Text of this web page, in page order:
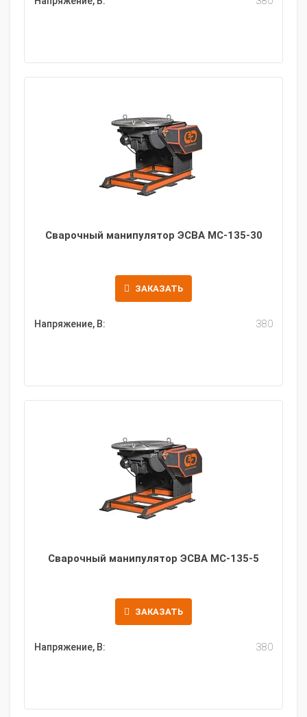
Сварочный манипулятор ЭСВА МС-135-30
ЗАКАЗАТЬ
Напряжение, В: 380
Сварочный манипулятор ЭСВА МС-135-5
ЗАКАЗАТЬ
Напряжение, В: 380